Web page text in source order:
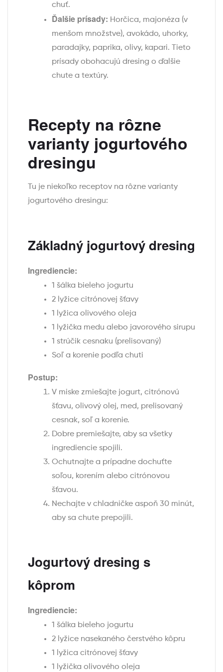
chuť.
Ďalšie prísady: Horčica, majonéza (v
menšom množstve), avokádo, uhorky,
paradajky, paprika, olivy, kapari. Tieto
prísady obohacujú dresing o ďalšie
chute a textúry.
Recepty na rôzne
varianty jogurtového
dresingu
Tu je niekoľko receptov na rôzne varianty
jogurtového dresingu:
Základný jogurtový dresing
Ingrediencie:
1 šálka bieleho jogurtu
2 lyžice citrónovej šťavy
1 lyžica olivového oleja
1 lyžička medu alebo javorového sirupu
1 strúčik cesnaku (prelisovaný)
Soľ a korenie podľa chuti
Postup:
V miske zmiešajte jogurt, citrónovú
šťavu, olivový olej, med, prelisovaný
cesnak, soľ a korenie.
Dobre premiešajte, aby sa všetky
ingrediencie spojili.
Ochutnajte a prípadne dochuťte
soľou, korením alebo citrónovou
šťavou.
Nechajte v chladničke aspoň 30 minút,
aby sa chute prepojili.
Jogurtový dresing s
kôprom
Ingrediencie:
1 šálka bieleho jogurtu
2 lyžice nasekaného čerstvého kôpru
1 lyžica citrónovej šťavy
1 lyžička olivového oleja